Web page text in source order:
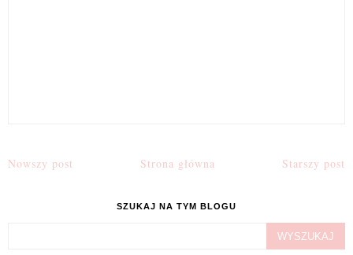
Nowszy post Starszy post
Strona główna
SZUKAJ NA TYM BLOGU